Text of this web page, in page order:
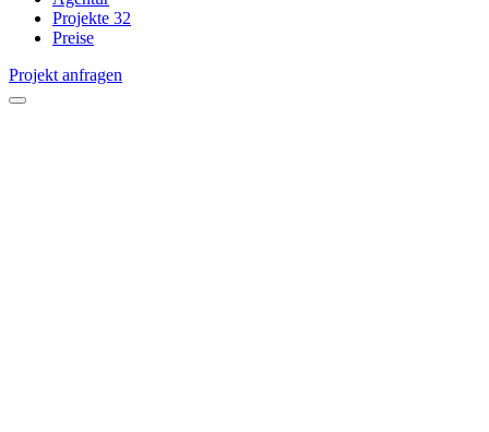
Projekte 32
Preise
Projekt anfragen
open